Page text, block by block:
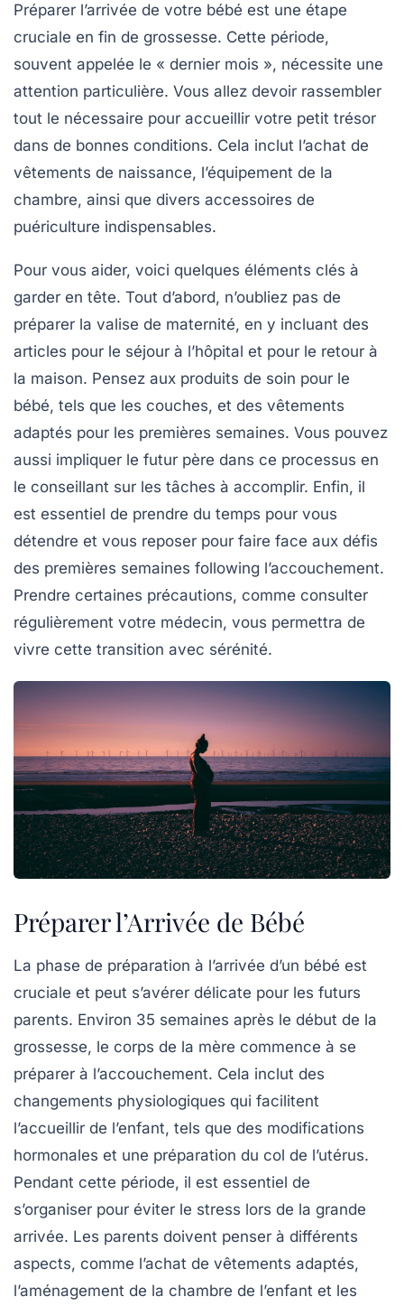
Préparer l’arrivée de votre bébé est une étape
cruciale en fin de grossesse. Cette période,
souvent appelée le « dernier mois », nécessite une
attention particulière. Vous allez devoir rassembler
tout le nécessaire pour accueillir votre petit trésor
dans de bonnes conditions. Cela inclut l’achat de
vêtements de naissance, l’équipement de la
chambre, ainsi que divers accessoires de
puériculture indispensables.
Pour vous aider, voici quelques éléments clés à
garder en tête. Tout d’abord, n’oubliez pas de
préparer la valise de maternité, en y incluant des
articles pour le séjour à l’hôpital et pour le retour à
la maison. Pensez aux produits de soin pour le
bébé, tels que les couches, et des vêtements
adaptés pour les premières semaines. Vous pouvez
aussi impliquer le futur père dans ce processus en
le conseillant sur les tâches à accomplir. Enfin, il
est essentiel de prendre du temps pour vous
détendre et vous reposer pour faire face aux défis
des premières semaines following l’accouchement.
Prendre certaines précautions, comme consulter
régulièrement votre médecin, vous permettra de
vivre cette transition avec sérénité.
Préparer l’Arrivée de Bébé
La phase de préparation à l’arrivée d’un bébé est
cruciale et peut s’avérer délicate pour les futurs
parents. Environ 35 semaines après le début de la
grossesse, le corps de la mère commence à se
préparer à l’accouchement. Cela inclut des
changements physiologiques qui facilitent
l’accueillir de l’enfant, tels que des modifications
hormonales et une préparation du col de l’utérus.
Pendant cette période, il est essentiel de
s’organiser pour éviter le stress lors de la grande
arrivée. Les parents doivent penser à différents
aspects, comme l’achat de vêtements adaptés,
l’aménagement de la chambre de l’enfant et les